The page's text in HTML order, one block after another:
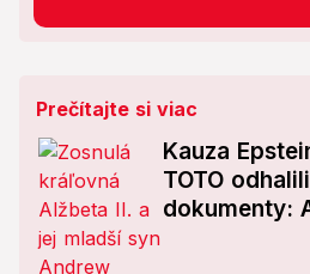
Prečítajte si viac
Kauza
TOTO
dokumenty: